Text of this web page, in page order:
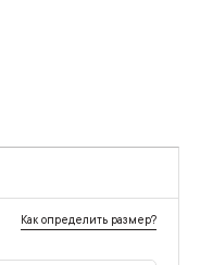
Как определить размер?